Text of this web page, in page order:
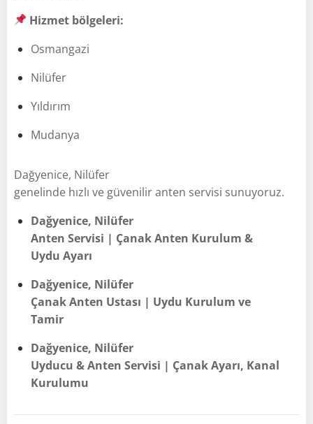
Hizmet bölgeleri:
Osmangazi
Nilüfer
Yıldırım
Mudanya
Dağyenice, Nilüfer
genelinde hızlı ve güvenilir anten servisi sunuyoruz.
Dağyenice, Nilüfer
Anten Servisi | Çanak Anten Kurulum &
Uydu Ayarı
Dağyenice, Nilüfer
Çanak Anten Ustası | Uydu Kurulum ve
Tamir
Dağyenice, Nilüfer
Uyducu & Anten Servisi | Çanak Ayarı, Kanal
Kurulumu